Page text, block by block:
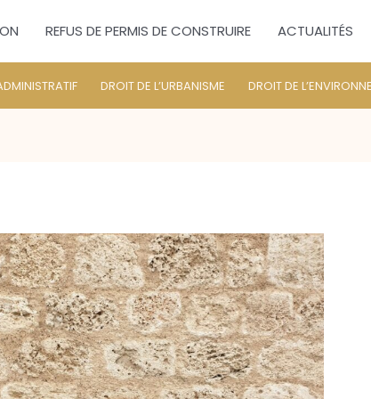
REFUS DE PERMIS DE CONSTRUIRE ACTUALITÉS
DROIT DE L’URBANISME DROIT DE